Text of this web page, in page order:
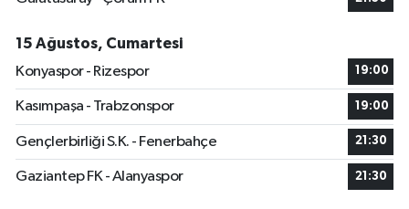
15 Ağustos, Cumartesi
Konyaspor - Rizespor
19:00
Kasımpaşa - Trabzonspor 19:00
Gençlerbirliği S.K. - Fenerbahçe 21:30
Gaziantep FK - Alanyaspor 21:30